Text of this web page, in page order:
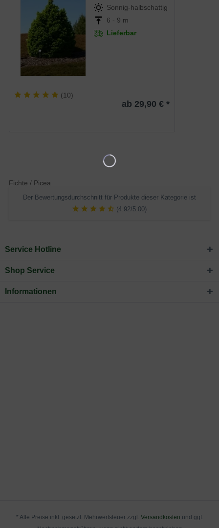
Sonnig-halbschattig
6 - 9 m
Lieferbar
(10)
ab 29,90 € *
Fichte / Picea
Der Bewertungsdurchschnitt für Produkte dieser Kategorie ist
(4.92/5.00)
Service Hotline
Shop Service
Informationen
* Alle Preise inkl. gesetzl. Mehrwertsteuer zzgl. Versandkosten und ggf.